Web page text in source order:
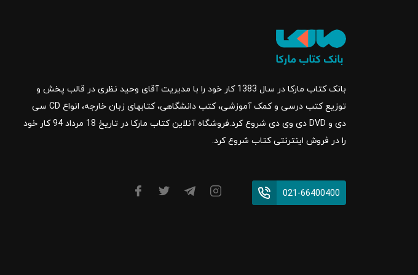
بانک کتاب مارکا در سال 1383 کار خود را با مدیریت آقای وحید نظری در قالب پخش و
توزیع کتب درسی و کمک آموزشی، کتب دانشگاهی، کتابهای زبان خارجه، انواع CD سی
دی و DVD دی وی دی شروع کرد.فروشگاه آنلاین کتاب مارکا در تاریخ 18 مرداد 94 کار خود
را در فروش اینترنتی کتاب شروع کرد.
021-66400400